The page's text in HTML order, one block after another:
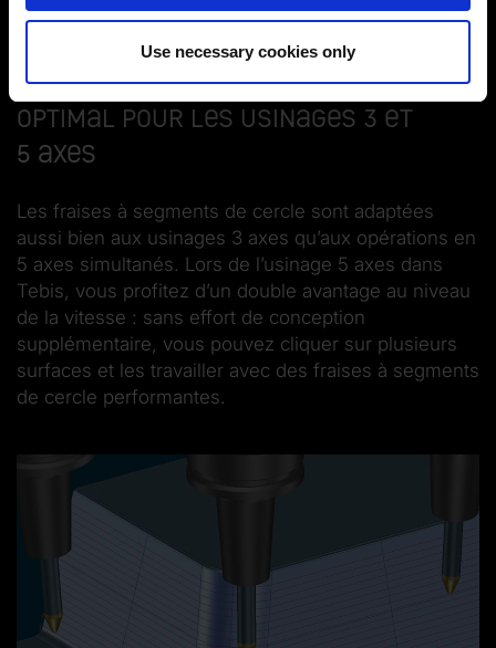
Imprint|Data protection |Disclaimer of liability
Use necessary cookies only
Optimal pour les usinages 3 et
5 axes
Les fraises à segments de cercle sont adaptées
aussi bien aux usinages 3 axes qu’aux opérations en
5 axes simultanés. Lors de l’usinage 5 axes dans
Tebis, vous profitez d’un double avantage au niveau
de la vitesse : sans effort de conception
supplémentaire, vous pouvez cliquer sur plusieurs
surfaces et les travailler avec des fraises à segments
de cercle performantes.